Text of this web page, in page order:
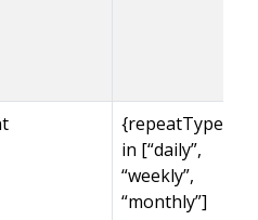
{repeatType}
in [“daily”,
“weekly”,
“monthly”]